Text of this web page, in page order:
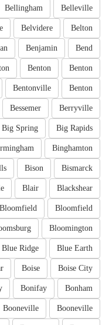
Belleville
Bellingham
Belton
Belvidere
Bend
Benjamin
Benton
Benton
Benton
Bentonville
Berryville
Bessemer
Big Rapids
Big Spring
Binghamton
Bismarck
Bison
Blackshear
Blair
Bloomfield
Bloomfield
Bloomington
Blue Earth
Blue Ridge
Boise City
Boise
Bonham
Bonifay
Booneville
Booneville